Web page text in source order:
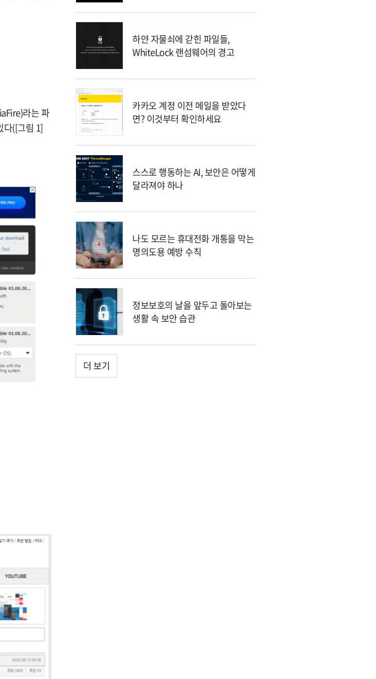
라는 파
다([그림 1]
하얀 자물쇠에 갇힌 파일들,
WhiteLock 랜섬웨어의 경고
카카오 계정 이전 메일을 받았다
면? 이것부터 확인하세요
스스로 행동하는 AI, 보안은 어떻게
달라져야 하나
나도 모르는 휴대전화 개통을 막는
명의도용 예방 수칙
정보보호의 날을 앞두고 돌아보는
생활 속 보안 습관
더 보기